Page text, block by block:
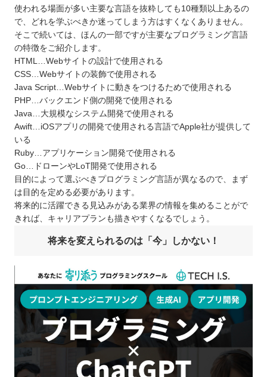
使われる場面が多い主要な言語を抜粋しても10種類以上あるの
で、どれを学ぶべきか迷ってしまう方はすくなくありません。
そこで続いては、ほんの一部ですが主要なプログラミング言語
の特徴をご紹介します。
HTML…Webサイトの設計で使用される
CSS…Webサイトの装飾で使用される
Java Script…Webサイトに動きをつけるためで使用される
PHP…バックエンド側の開発で使用される
Java…大規模なシステム開発で使用される
Awift…iOSアプリの開発で使用される言語でApple社が提供して
いる
Ruby…アプリケーション開発で使用される
Go…ドローンやLoT開発で使用される
目的によって選ぶべきプログラミング言語が異なるので、まず
は目的を定める必要があります。
将来的に活躍できる見込みがある業界の情報を集めることがで
きれば、キャリアプランも描きやすくなるでしょう。
将来を変えられるのは「今」しかない！